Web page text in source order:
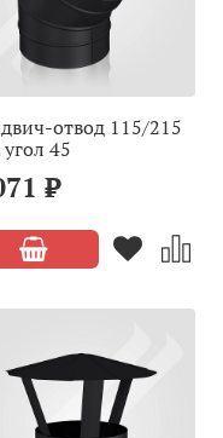
отвод 115/215
45
₽